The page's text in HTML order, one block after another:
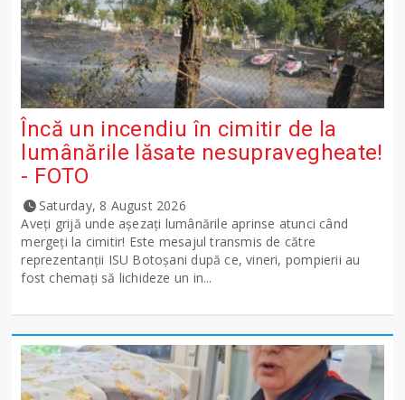
Încă un incendiu în cimitir de la
lumânările lăsate nesupravegheate!
- FOTO
Saturday, 8 August 2026
Aveți grijă unde așezați lumânările aprinse atunci când
mergeți la cimitir! Este mesajul transmis de către
reprezentanții ISU Botoșani după ce, vineri, pompierii au
fost chemați să lichideze un in...